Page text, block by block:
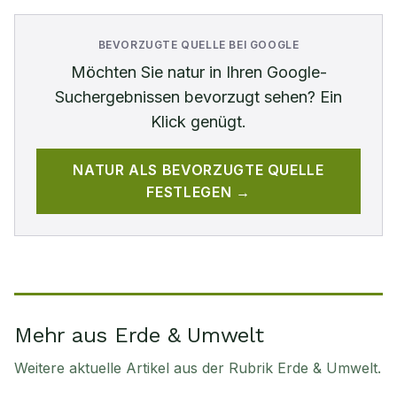
BEVORZUGTE QUELLE BEI GOOGLE
Möchten Sie naturin Ihren Google-
Suchergebnissen bevorzugt sehen? Ein
Klick genügt.
NATUR ALS BEVORZUGTE QUELLE
FESTLEGEN →
Mehr aus Erde & Umwelt
Weitere aktuelle Artikel aus der Rubrik Erde & Umwelt.